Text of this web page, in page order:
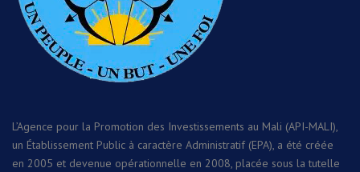
L’Agence pour la Promotion des Investissements au Mali (API-MALI),
un Établissement Public à caractère Administratif (EPA), a été créée
en 2005 et devenue opérationnelle en 2008, placée sous la tutelle